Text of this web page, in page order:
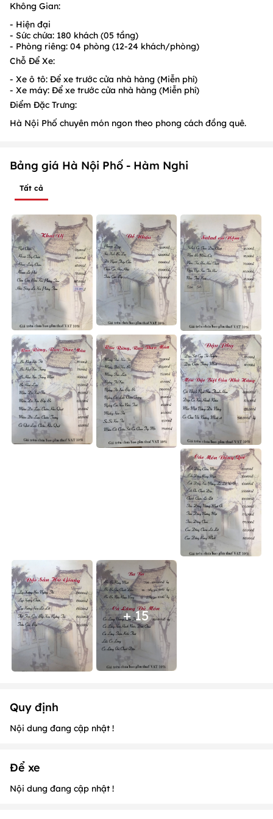
Không Gian:
- Hiện đại
- Sức chứa: 180 khách (05 tầng)
- Phòng riêng: 04 phòng (12-24 khách/phòng)
Chỗ Để Xe:
- Xe ô tô: Để xe trước cửa nhà hàng (Miễn phí)
- Xe máy: Để xe trước cửa nhà hàng (Miễn phí)
Điểm Đặc Trưng:
Hà Nội Phố chuyên món ngon theo phong cách đồng quê.
Bảng giá Hà Nội Phố - Hàm Nghi
Tất cả
+ 15
Quy định
Nội dung đang cập nhật !
Để xe
Nội dung đang cập nhật !